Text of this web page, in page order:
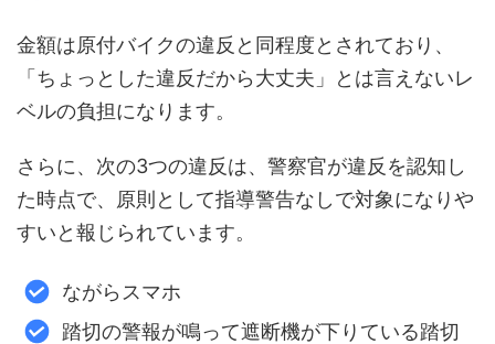
金額は原付バイクの違反と同程度とされており、
「ちょっとした違反だから大丈夫」とは言えないレ
ベルの負担になります。
さらに、次の3つの違反は、警察官が違反を認知し
た時点で、原則として指導警告なしで対象になりや
すいと報じられています。
ながらスマホ
踏切の警報が鳴って遮断機が下りている踏切